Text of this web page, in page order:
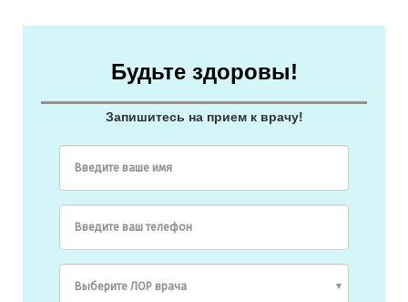
Будьте здоровы!
Запишитесь на прием к врачу!
Введите ваше имя
Введите ваш телефон